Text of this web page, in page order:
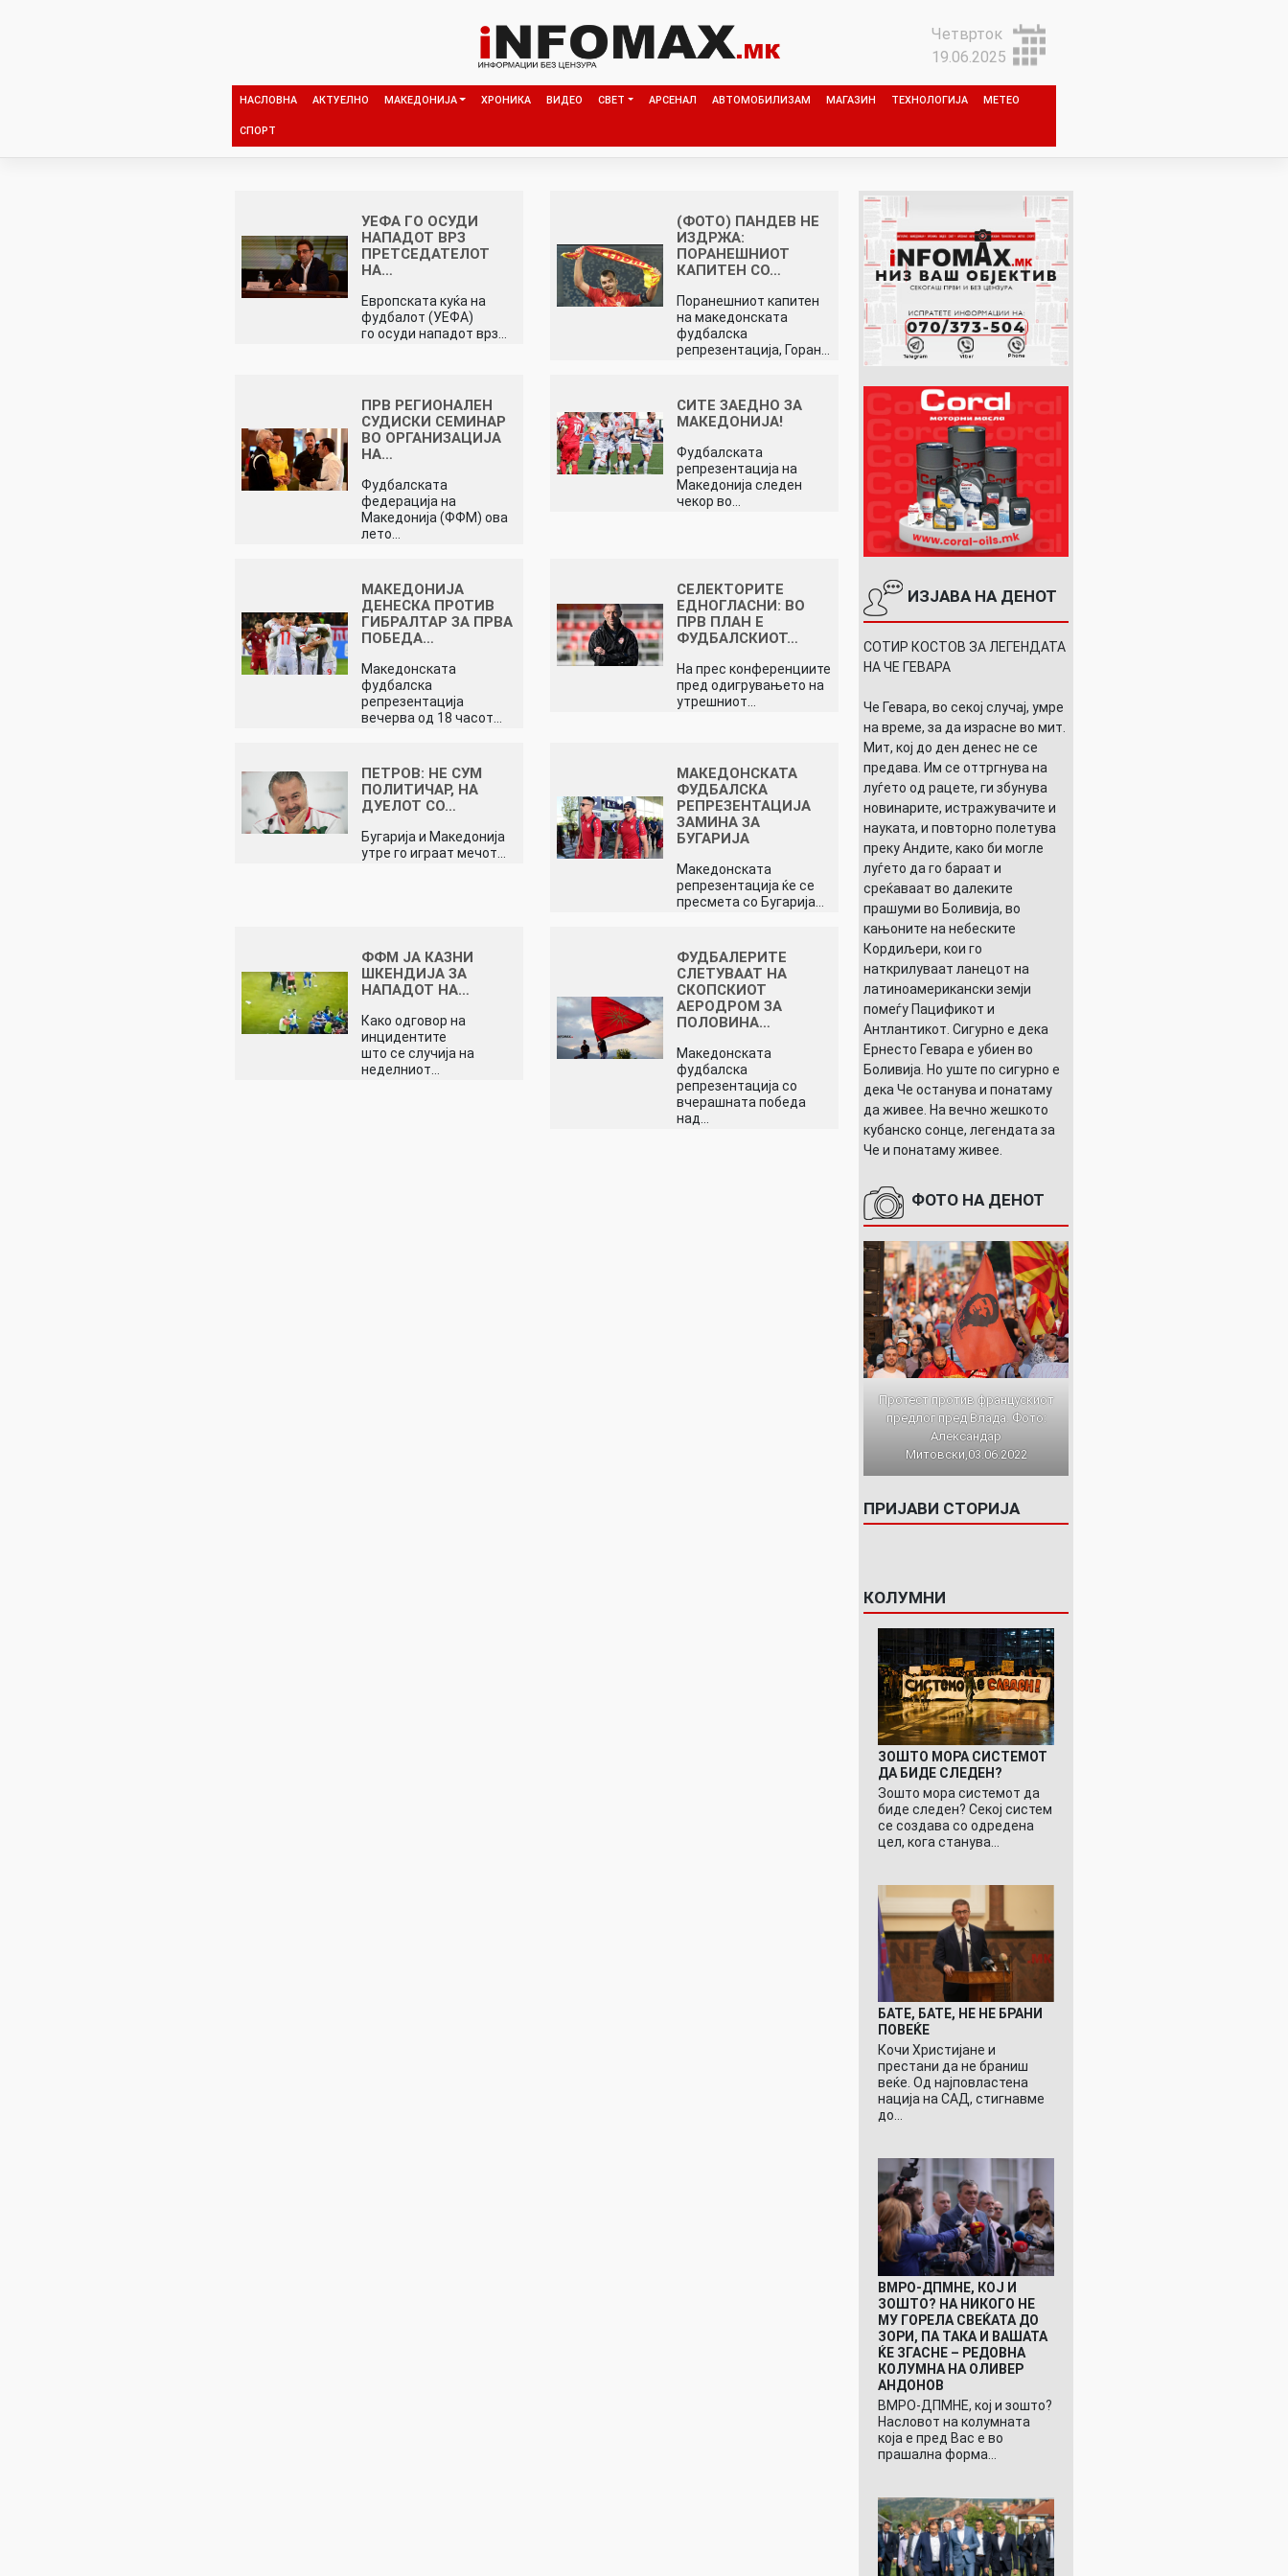
Четврток
19.06.2025
НАСЛОВНА АКТУЕЛНО МАКЕДОНИЈА ХРОНИКА ВИДЕО СВЕТ АРСЕНАЛ АВТОМОБИЛИЗАМ МАГАЗИН ТЕХНОЛОГИЈА МЕТЕО
СПОРТ
УЕФА ГО ОСУДИ
НАПАДОТ ВРЗ
ПРЕТСЕДАТЕЛОТ
НА…
Европската куќа на
фудбалот (УЕФА)
го осуди нападот врз…
(ФОТО) ПАНДЕВ НЕ
ИЗДРЖА:
ПОРАНЕШНИОТ
КАПИТЕН СО…
Поранешниот капитен
на македонската
фудбалска
репрезентација, Горан…
ПРВ РЕГИОНАЛЕН
СУДИСКИ СЕМИНАР
ВО ОРГАНИЗАЦИЈА
НА…
Фудбалската
федерација на
Македонија (ФФМ) ова
лето…
СИТЕ ЗАЕДНО ЗА
МАКЕДОНИЈА!
Фудбалската
репрезентација на
Македонија следен
чекор во…
МАКЕДОНИЈА
ДЕНЕСКА ПРОТИВ
ГИБРАЛТАР ЗА ПРВА
ПОБЕДА…
Македонската
фудбалска
репрезентација
вечерва од 18 часот…
СЕЛЕКТОРИТЕ
ЕДНОГЛАСНИ: ВО
ПРВ ПЛАН Е
ФУДБАЛСКИОТ…
На прес конференциите
пред одигрувањето на
утрешниот…
ПЕТРОВ: НЕ СУМ
ПОЛИТИЧАР, НА
ДУЕЛОТ СО…
Бугарија и Македонија
утре го играат мечот…
МАКЕДОНСКАТА
ФУДБАЛСКА
РЕПРЕЗЕНТАЦИЈА
ЗАМИНА ЗА
БУГАРИЈА
Македонската
репрезентација ќе се
пресмета со Бугарија…
ФФМ ЈА КАЗНИ
ШКЕНДИЈА ЗА
НАПАДОТ НА…
Како одговор на
инцидентите
што се случија на
неделниот…
ФУДБАЛЕРИТЕ
СЛЕТУВААТ НА
СКОПСКИОТ
АЕРОДРОМ ЗА
ПОЛОВИНА…
Mакедонската
фудбалска
репрезентација со
вчерашната победа
над…
ИЗЈАВА НА ДЕНОТ
СОТИР КОСТОВ ЗА ЛЕГЕНДАТА
НА ЧЕ ГЕВАРА
Че Гевара, во секој случај, умре
на време, за да израсне во мит.
Мит, кој до ден денес не се
предава. Им се оттргнува на
луѓето од рацете, ги збунува
новинарите, истражувачите и
науката, и повторно полетува
преку Андите, како би могле
луѓето да го бараат и
среќаваат во далеките
прашуми во Боливија, во
кањоните на небеските
Кордиљери, кои го
наткрилуваат ланецот на
латиноамерикански земји
помеѓу Пацификот и
Антлантикот. Сигурно е дека
Ернесто Гевара е убиен во
Боливија. Но уште по сигурно е
дека Че останува и понатаму
да живее. На вечно жешкото
кубанско сонце, легендата за
Че и понатаму живее.
ФОТО НА ДЕНОТ
Протест против францускиот
предлог пред Влада. Фото:
Александар
Митовски,03.06.2022
ПРИЈАВИ СТОРИЈА
КОЛУМНИ
ЗОШТО МОРА СИСТЕМОТ
ДА БИДЕ СЛЕДЕН?
Зошто мора системот да
биде следен? Секој систем
се создава со одредена
цел, кога станува…
БАТЕ, БАТЕ, НЕ НЕ БРАНИ
ПОВЕЌЕ
Кочи Христијане и
престани да не браниш
веќе. Од најповластена
нација на САД, стигнавме
до…
ВМРО-ДПМНЕ, КОЈ И
ЗОШТО? НА НИКОГО НЕ
МУ ГОРЕЛА СВЕЌАТА ДО
ЗОРИ, ПА ТАКА И ВАШАТА
ЌЕ ЗГАСНЕ – РЕДОВНА
КОЛУМНА НА ОЛИВЕР
АНДОНОВ
ВМРО-ДПМНЕ, кој и зошто?
Насловот на колумната
која е пред Вас е во
прашална форма…